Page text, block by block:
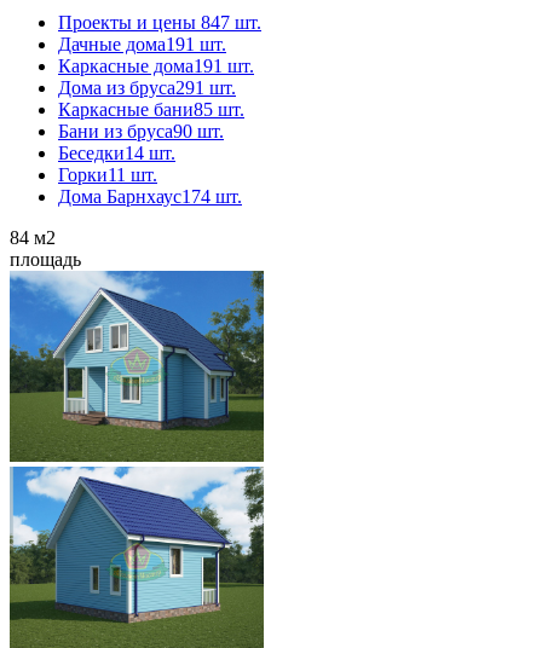
Проекты и цены 847 шт.
Дачные дома191 шт.
Каркасные дома191 шт.
Дома из бруса291 шт.
Каркасные бани85 шт.
Бани из бруса90 шт.
Беседки14 шт.
Горки11 шт.
Дома Барнхаус174 шт.
84 м2
площадь